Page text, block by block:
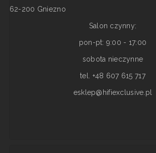
62-200 Gniezno
Salon czynny:
pon-pt: 9:00 - 17:00
sobota nieczynne
tel. +48 607 615 717
esklep@hifiexclusive.pl